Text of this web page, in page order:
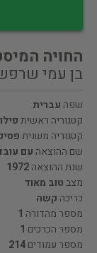
החויה
בן עמי
שפה עברית
קטגוריה ראשית
קטגוריה משנית
שם ההוצאה עם
שנת ההוצאה1972
מצבטוב מאוד
כריכה קשה
מספר מהדורה 1
מספר הכרכים 1
מספר עמודים214